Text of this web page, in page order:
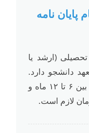
پایان نامه
(ارشد یا
دانشجو دارد.
معمولاً برای کارشناسی ارشد بین ۶ تا ۱۲ ماه و